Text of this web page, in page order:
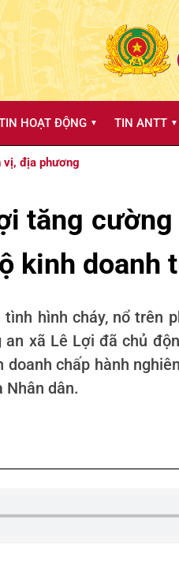
HOẠT ĐỘNG ▼ TIN ANTT ▼
vị, địa phương
tăng
kinh doanh
hình cháy, nổ trên
an xã Lê Lợi đã chủ
chấp hành
Nhân dân.